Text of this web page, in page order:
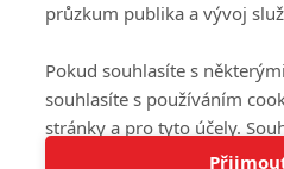
Tato stránka používá soubory
průzkum publika a vývoj
Pokud souhlasíte s
souhlasíte s používáním
stránky a pro tyto účely.
odmítnout, ale v takovém